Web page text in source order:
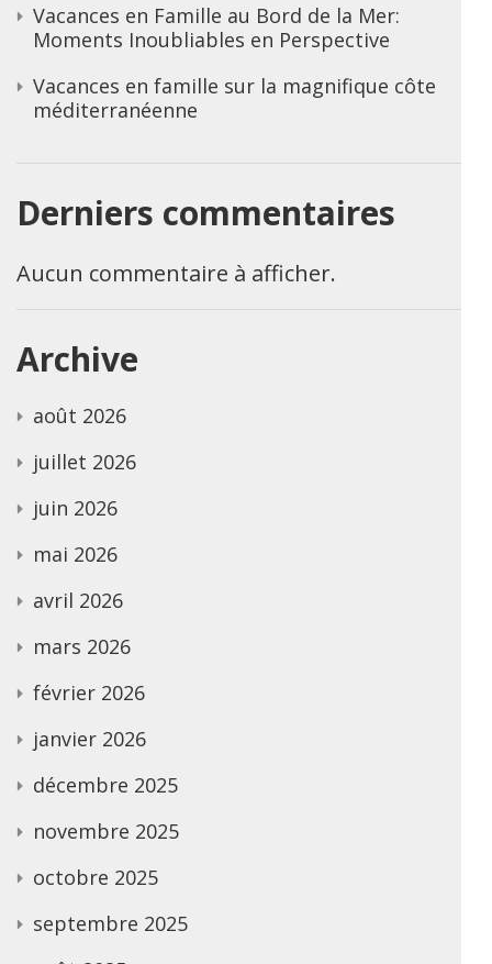
Vacances en Famille au Bord de la Mer:
Moments Inoubliables en Perspective
Vacances en famille sur la magnifique côte
méditerranéenne
Derniers commentaires
Aucun commentaire à afficher.
Archive
août 2026
juillet 2026
juin 2026
mai 2026
avril 2026
mars 2026
février 2026
janvier 2026
décembre 2025
novembre 2025
octobre 2025
septembre 2025